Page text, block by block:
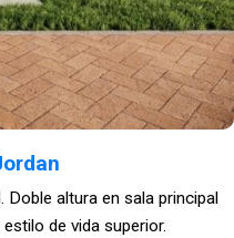
Doble altura en sala principal
de vida superior.